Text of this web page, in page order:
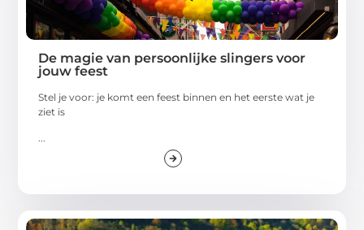
De magie van persoonlijke slingers voor
jouw feest
Stel je voor: je komt een feest binnen en het eerste wat je
ziet is
...